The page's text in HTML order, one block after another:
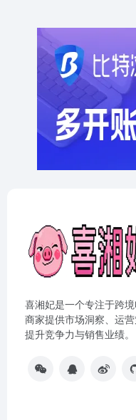
喜湘妃是一个专注于跨
商家提供市场洞察、运
提升竞争力与销售业绩。